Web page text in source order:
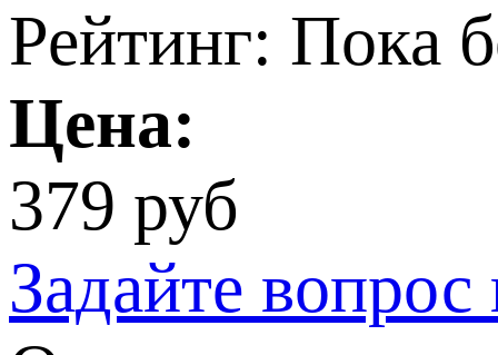
Рейтинг: Пока
Цена:
379 руб
Задайте